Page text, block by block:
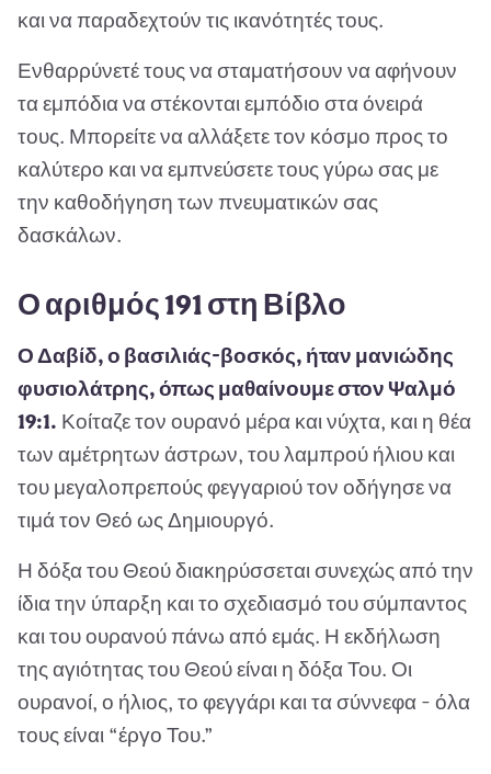
και να παραδεχτούν τις ικανότητές τους.
Ενθαρρύνετέ τους να σταματήσουν να αφήνουν
τα εμπόδια να στέκονται εμπόδιο στα όνειρά
τους. Μπορείτε να αλλάξετε τον κόσμο προς το
καλύτερο και να εμπνεύσετε τους γύρω σας με
την καθοδήγηση των πνευματικών σας
δασκάλων.
Ο αριθμός 191 στη Βίβλο
Ο Δαβίδ, ο βασιλιάς-βοσκός, ήταν μανιώδης
φυσιολάτρης, όπως μαθαίνουμε στον Ψαλμό
19:1. Κοίταζε τον ουρανό μέρα και νύχτα, και η θέα
των αμέτρητων άστρων, του λαμπρού ήλιου και
του μεγαλοπρεπούς φεγγαριού τον οδήγησε να
τιμά τον Θεό ως Δημιουργό.
Η δόξα του Θεού διακηρύσσεται συνεχώς από την
ίδια την ύπαρξη και το σχεδιασμό του σύμπαντος
και του ουρανού πάνω από εμάς. Η εκδήλωση
της αγιότητας του Θεού είναι η δόξα Του. Οι
ουρανοί, ο ήλιος, το φεγγάρι και τα σύννεφα - όλα
τους είναι “έργο Του.”